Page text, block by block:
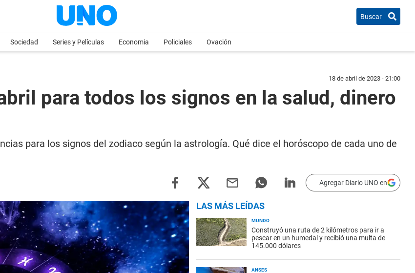
Buscar
Sociedad Series y Películas Economia Policiales Ovación
18 de abril de 2023 - 21:00
para todos los signos en la salud, dinero
para los signos del zodiaco según la astrología. Qué dice el horóscopo de cada uno de
Agregar Diario UNO en
LAS MÁS LEÍDAS
MUNDO
Construyó una ruta de 2 kilómetros para ir a
pescar en un humedal y recibió una multa de
145.000 dólares
ANSES